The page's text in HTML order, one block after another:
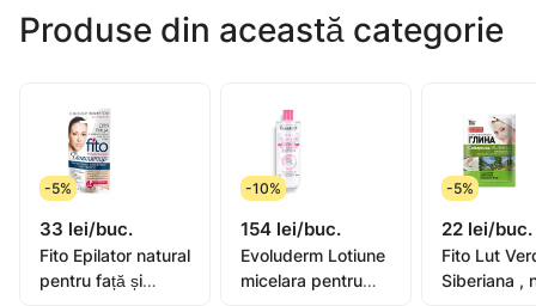
Produse din această categorie
-5%
33 lei/buc.
Fito Epilator natural
pentru față și
-10%
154 lei/buc.
Evoluderm Lotiune
micelara pentru
-5%
22 lei/buc.
Fito Lut
Siberiana ,